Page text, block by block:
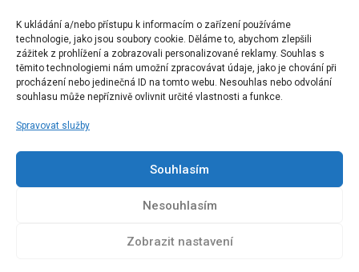
K ukládání a/nebo přístupu k informacím o zařízení používáme
technologie, jako jsou soubory cookie. Děláme to, abychom zlepšili
zážitek z prohlížení a zobrazovali personalizované reklamy. Souhlas s
těmito technologiemi nám umožní zpracovávat údaje, jako je chování při
procházení nebo jedinečná ID na tomto webu. Nesouhlas nebo odvolání
souhlasu může nepříznivě ovlivnit určité vlastnosti a funkce.
Spravovat služby
Souhlasím
Nesouhlasím
Zobrazit nastavení